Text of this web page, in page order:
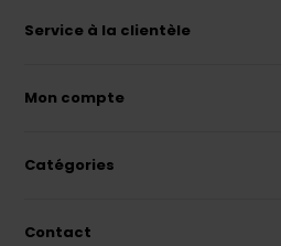
Service à la clientèle
Mon compte
Catégories
Contact